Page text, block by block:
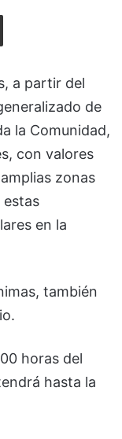
Compartir via Email
a partir del
de
la Comunidad,
con valores
zonas
estas
en la
también
horas del
hasta la